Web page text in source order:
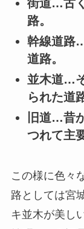
街道…古
路。
幹線道路
道路。
並木道…
られた道
旧道…昔
つれて主
この様に色々
路としては宮
キ並木が美し